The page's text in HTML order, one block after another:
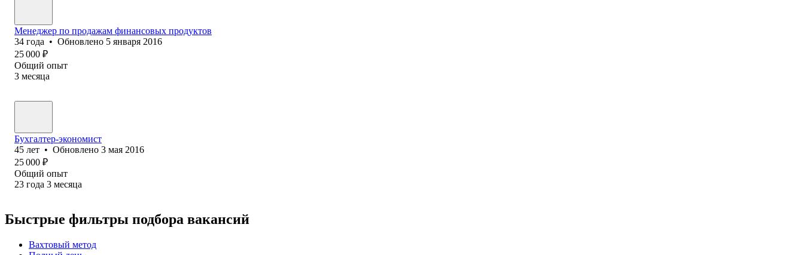
Менеджер по продажам финансовых продуктов
34 года • Обновлено 5 января 2016
25 000 ₽
Общий опыт
3 месяца
Бухгалтер-экономист
45 лет • Обновлено 3 мая 2016
25 000 ₽
Общий опыт
23 года 3 месяца
Быстрые фильтры подбора вакансий
Вахтовый метод